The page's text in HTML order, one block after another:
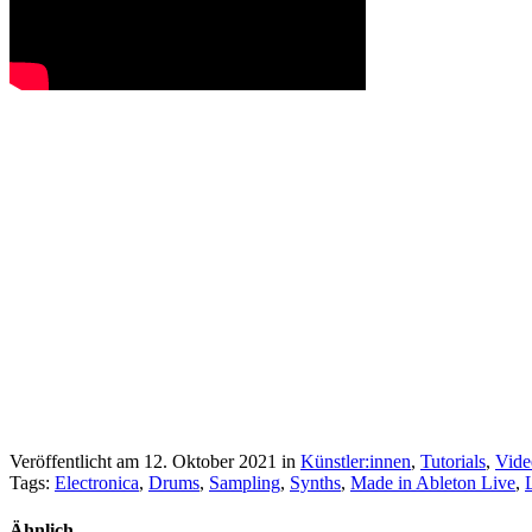
Veröffentlicht am 12. Oktober 2021 in Künstler:innen, Tutorials,
Tags: Electronica, Drums, Sampling, Synths, Made in Ableton Live,